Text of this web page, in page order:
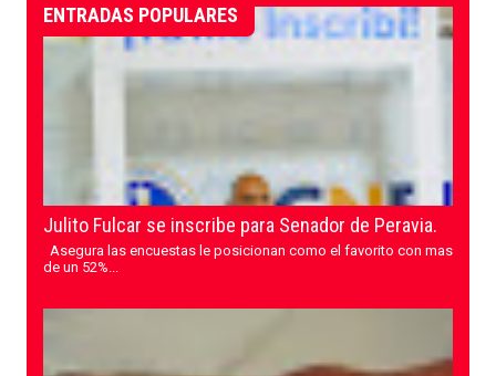
ENTRADAS POPULARES
Julito Fulcar se inscribe para Senador de Peravia.
Asegura las encuestas le posicionan como el favorito con mas
de un 52%...